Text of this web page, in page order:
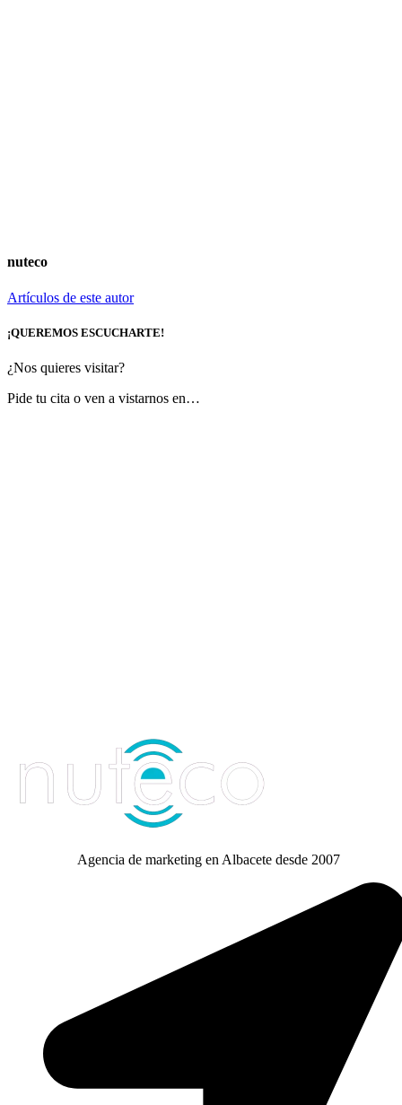
nuteco
Artículos de este autor
¡QUEREMOS ESCUCHARTE!
¿Nos quieres visitar?
Pide tu cita o ven a vistarnos en…
Agencia de marketing en Albacete desde 2007